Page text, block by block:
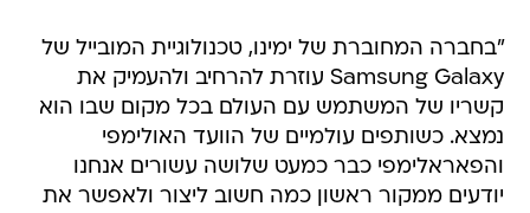
"בחברה המחוברת של ימינו, טכנולוגיית המובייל של
Samsung Galaxy עוזרת להרחיב ולהעמיק את
קשריו של המשתמש עם העולם בכל מקום שבו הוא
נמצא. כשותפים עולמיים של הוועד האולימפי
והפאראלימפי כבר כמעט שלושה עשורים אנחנו
יודעים ממקור ראשון כמה חשוב ליצור ולאפשר את